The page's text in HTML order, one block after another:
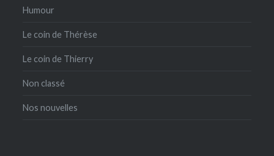
Humour
Le coin de Thérèse
Le coin de Thierry
Non classé
Nos nouvelles